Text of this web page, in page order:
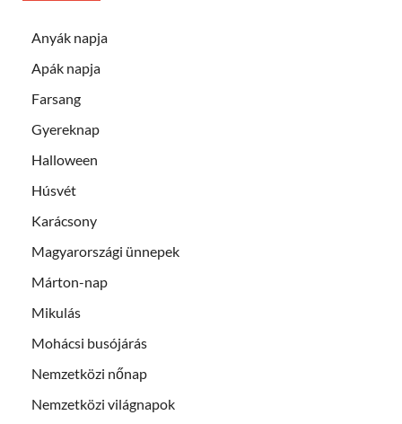
Anyák napja
Apák napja
Farsang
Gyereknap
Halloween
Húsvét
Karácsony
Magyarországi ünnepek
Márton-nap
Mikulás
Mohácsi busójárás
Nemzetközi nőnap
Nemzetközi világnapok